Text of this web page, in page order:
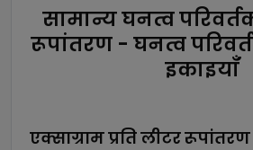
सामान्य घनत्व
रूपांतरण - घनत्व
इकाइयाँ
एक्साग्राम प्रति लीटररूपांतरण